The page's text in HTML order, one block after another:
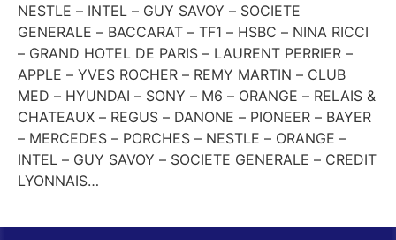
NESTLE – INTEL – GUY SAVOY – SOCIETE
GENERALE – BACCARAT – TF1 – HSBC – NINA RICCI
– GRAND HOTEL DE PARIS – LAURENT PERRIER –
APPLE – YVES ROCHER – REMY MARTIN – CLUB
MED – HYUNDAI – SONY – M6 – ORANGE – RELAIS &
CHATEAUX – REGUS – DANONE – PIONEER – BAYER
– MERCEDES – PORCHES – NESTLE – ORANGE –
INTEL – GUY SAVOY – SOCIETE GENERALE – CREDIT
LYONNAIS…